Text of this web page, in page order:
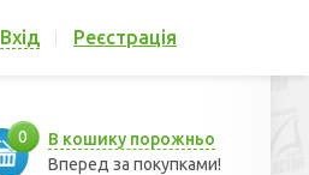
Вхід Реєстрація
В кошику порожньо
Вперед за покупками!
0